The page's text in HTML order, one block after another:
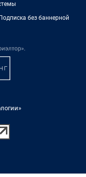
без баннерной